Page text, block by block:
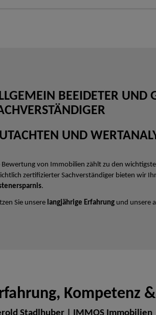
BEEIDETER UND
UND
Bewertung von Immobilien zählt zu den
zertifizierter Sachverständiger bieten wir
.
Sie unsere langjährige Erfahrung und unsere
Kompetenz